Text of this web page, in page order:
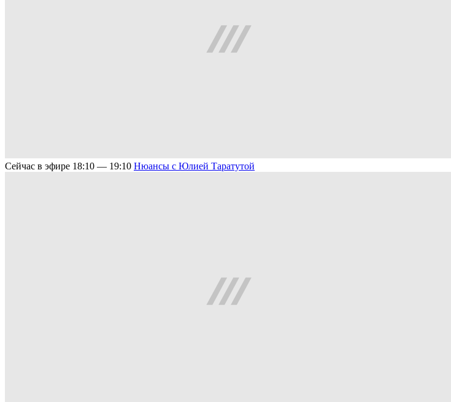
Сейчас в эфире 18:10 — 19:10 Нюансы с Юлией Таратутой